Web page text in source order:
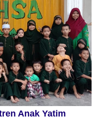
Anak Yatim